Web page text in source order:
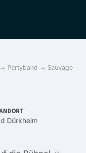
Partyband Sauvage
Dürkheim